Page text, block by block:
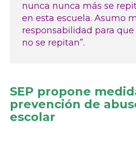
nunca nunca más se
en esta escuela. Asumo
responsabilidad para que
no se repitan”.
SEP propone
prevención de
escolar